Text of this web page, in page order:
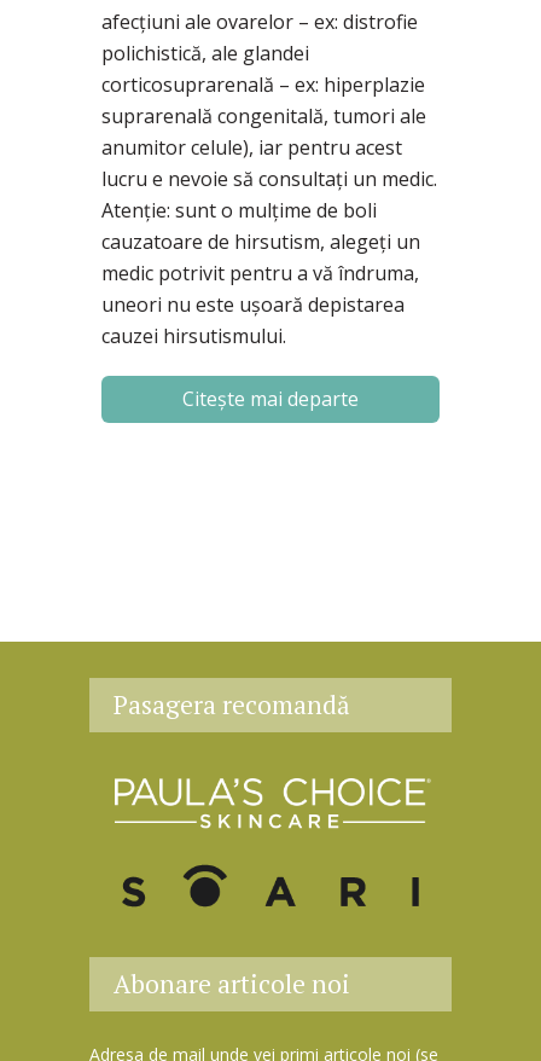
afecțiuni ale ovarelor – ex: distrofie
polichistică, ale glandei
corticosuprarenală – ex: hiperplazie
suprarenală congenitală, tumori ale
anumitor celule), iar pentru acest
lucru e nevoie să consultați un medic.
Atenție: sunt o mulțime de boli
cauzatoare de hirsutism, alegeți un
medic potrivit pentru a vă îndruma,
uneori nu este ușoară depistarea
cauzei hirsutismului.
Citește mai departe
Pasagera recomandă
Abonare articole noi
Adresa de mail unde vei primi articole noi (se